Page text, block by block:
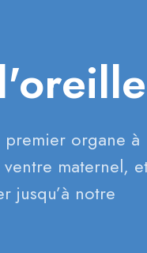
premier organe à
maternel,
jusqu’à notre